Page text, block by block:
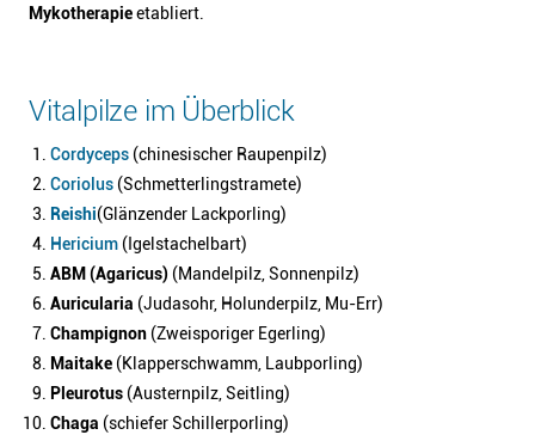
Mykotherapieetabliert.
Vitalpilze im Überblick
Cordyceps (chinesischer Raupenpilz)
Coriolus (Schmetterlingstramete)
Reishi(Glänzender Lackporling)
Hericium (Igelstachelbart)
ABM (Agaricus) (Mandelpilz, Sonnenpilz)
Auricularia (Judasohr, Holunderpilz, Mu-Err)
Champignon (Zweisporiger Egerling)
Maitake (Klapperschwamm, Laubporling)
Pleurotus (Austernpilz, Seitling)
Chaga (schiefer Schillerporling)